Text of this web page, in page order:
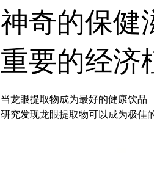
神奇的保健
重要的经济
当龙眼提取物成为最好的健康饮品
研究发现龙眼提取物可以成为极佳